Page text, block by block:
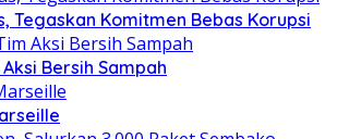
Tegaskan Komitmen Bebas Korupsi
Bersih Sampah